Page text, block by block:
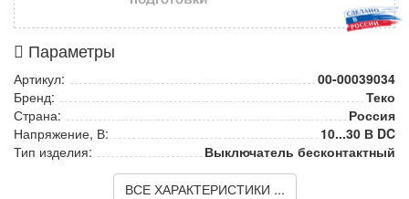
Параметры
Артикул:
00-00039034
Бренд:
Теко
Страна:
Россия
Напряжение, В:
10...30 В DC
Тип изделия:
Выключатель бесконтактный
ВСЕ ХАРАКТЕРИСТИКИ ...